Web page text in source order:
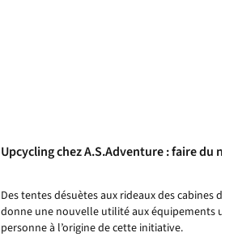
Upcycling chez A.S.Adventure : faire du
Des tentes désuètes aux rideaux des cabines
donne une nouvelle utilité aux équipements
personne à l’origine de cette initiative.